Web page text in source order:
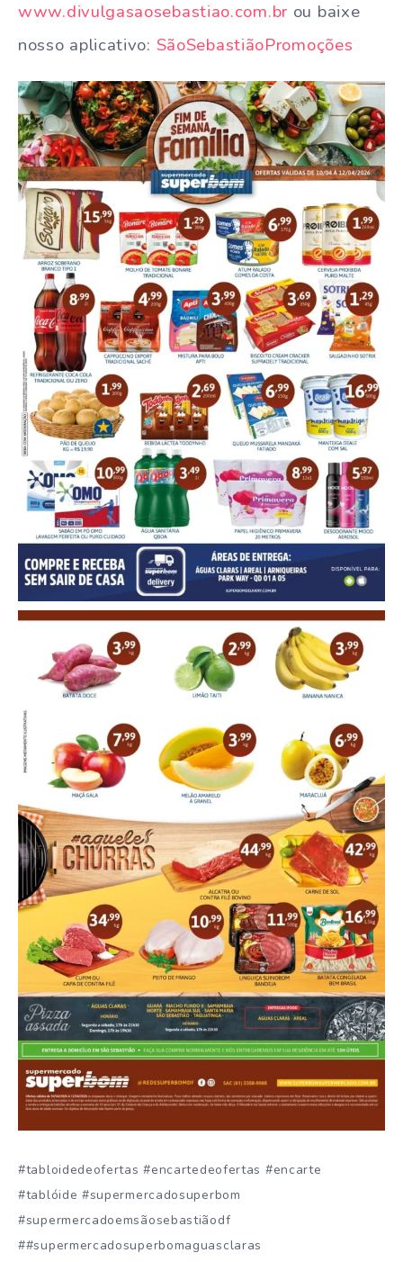
www.divulgasaosebastiao.com.br ou baixe
nosso aplicativo: SãoSebastiãoPromoções
#tabloidedeofertas #encartedeofertas #encarte
#tablóide #supermercadosuperbom
#supermercadoemsãosebastiãodf
##supermercadosuperbomaguasclaras